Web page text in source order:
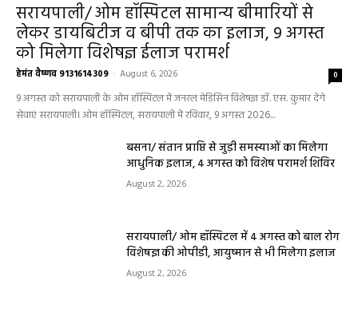
सरायपाली/ ओम हॉस्पिटल सामान्य बीमारियों से
लेकर डायबिटीज व बीपी तक का इलाज, 9 अगस्त
को मिलेगा विशेषज्ञ ईलाज परामर्श
हेमंत वैष्णव 9131614309 - August 6, 2026 0
9 अगस्त को सरायपाली के ओम हॉस्पिटल में जनरल मेडिसिन विशेषज्ञ डॉ. एस. कुमार देंगे
सेवाएं सरायपाली। ओम हॉस्पिटल, सरायपाली में रविवार, 9 अगस्त 2026...
बसना/ संतान प्राप्ति से जुड़ी समस्याओं का मिलेगा
आधुनिक इलाज, 4 अगस्त को विशेष परामर्श शिविर
August 2, 2026
सरायपाली/ ओम हॉस्पिटल में 4 अगस्त को बाल रोग
विशेषज्ञ की ओपीडी, आयुष्मान से भी मिलेगा इलाज
August 2, 2026